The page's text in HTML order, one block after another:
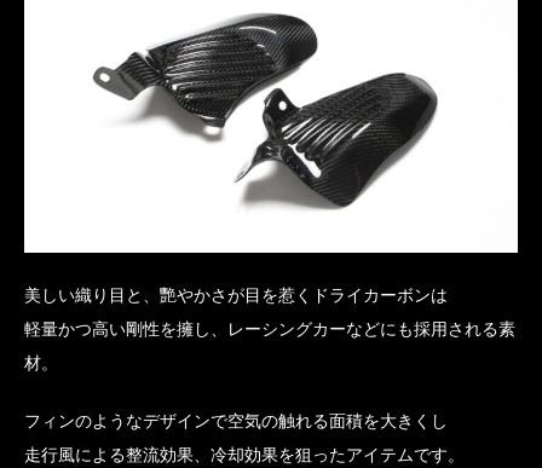
美しい織り目と、艷やかさが目を惹くドライカーボンは
軽量かつ高い剛性を擁し、レーシングカーなどにも採用される素
材。
フィンのようなデザインで空気の触れる面積を大きくし
走行風による整流効果、冷却効果を狙ったアイテムです。